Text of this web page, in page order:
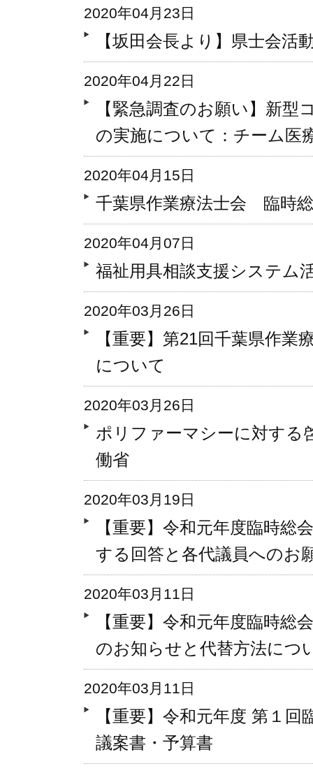
2020年04月23日
【坂田会長より】県士会活
2020年04月22日
【緊急調査のお願い】新
の実施について：チーム医
2020年04月15日
千葉県作業療法士会 臨時
2020年04月07日
福祉用具相談支援システム
2020年03月26日
【重要】第21回千葉県作業
について
2020年03月26日
ポリファーマシーに対す
働省
2020年03月19日
【重要】令和元年度臨時総
する回答と各代議員へのお
2020年03月11日
【重要】令和元年度臨時総
のお知らせと代替方法につ
2020年03月11日
【重要】令和元年度 第１
議案書・予算書